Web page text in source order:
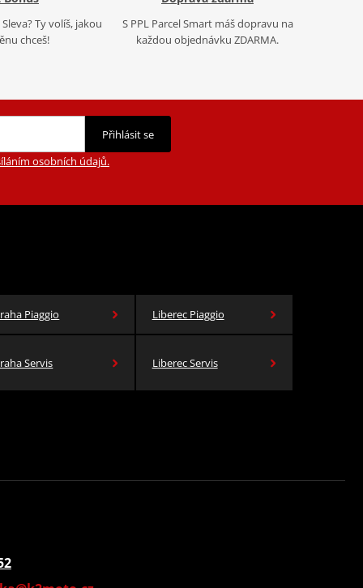
Ty volíš, jakou
chceš!
S PPL Parcel Smart máš dopravu na
každou objednávku ZDARMA.
Přihlásit se
osobních údajů.
Piaggio Liberec Piaggio
Servis Liberec Servis